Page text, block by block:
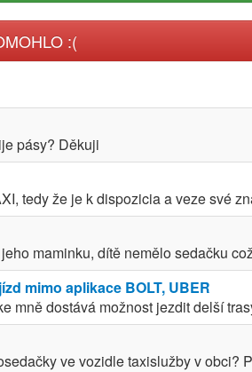
:(
pásy? Děkuji
tedy že je k dispozicia a veze své
maminku, dítě nemělo sedačku
mimo aplikace BOLT, UBER
mně dostává možnost jezdit delší
ve vozidle taxislužby v obci?